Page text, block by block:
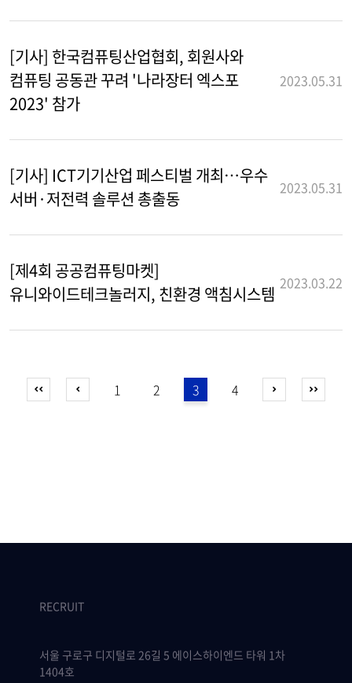
[기사] 한국컴퓨팅산업협회, 회원사와
컴퓨팅 공동관 꾸려 '나라장터 엑스포
2023' 참가
2023.05.31
[기사] ICT기기산업 페스티벌 개최…우수
서버·저전력 솔루션 총출동
2023.05.31
[제4회 공공컴퓨팅마켓]
유니와이드테크놀러지, 친환경 액침시스템 2023.03.22
1 2 3 4
RECRUIT
서울 구로구 디지털로 26길 5 에이스하이엔드 타워 1차
1404호